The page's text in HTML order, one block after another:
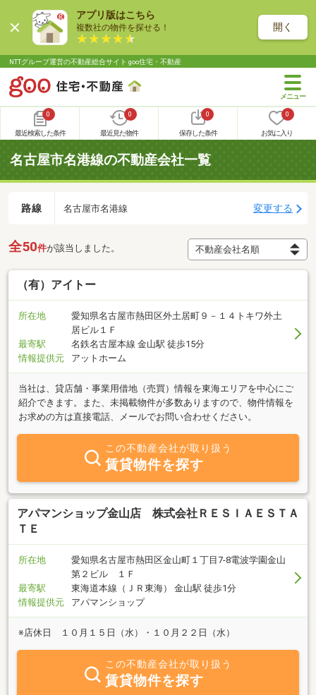
アプリ版はこちら
複数社の物件を探せる！ 開く
NTTグループ運営の不動産総合サイト goo住宅・不動産
0
最近検索した条件
0
最近見た物件
0
保存した条件
0
お気に入り
名古屋市名港線の不動産会社一覧
路線 名古屋市名港線 変更する
全50件が該当しました。
（有）アイトー
所在地
愛知県名古屋市熱田区外土居町９－１４トキワ外土
居ビル１Ｆ
最寄駅
名鉄名古屋本線 金山駅 徒歩15分
情報提供元
アットホーム
当社は、貸店舗・事業用借地（売買）情報を東海エリアを中心にご
紹介できます。また、未掲載物件が多数ありますので、物件情報を
お求めの方は直接電話、メールでお問い合わせください。
この不動産会社が取り扱う
賃貸物件を探す
アパマンショップ金山店 株式会社ＲＥＳＩＡＥＳＴＡ
ＴＥ
所在地
愛知県名古屋市熱田区金山町１丁目7-8電波学園金山
第２ビル １Ｆ
最寄駅
東海道本線（ＪＲ東海） 金山駅 徒歩1分
情報提供元
アパマンショップ
※店休日 １０月１５日（水）・１０月２２日（水）
この不動産会社が取り扱う
賃貸物件を探す